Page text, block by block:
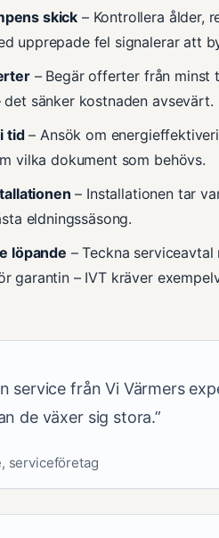
skick – Kontrollera ålder,
upprepade fel signalerar att
– Begär offerter från minst
det sänker kostnaden avsevärt.
tid– Ansök om
vilka dokument som behövs.
– Installationen tar
eldningssäsong.
löpande – Teckna
garantin – IVT kräver
service från Vi Värmers
de växer sig stora.”
serviceföretag